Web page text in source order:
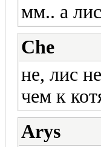
мм.. а
Che
не, лис
чем к
Arys